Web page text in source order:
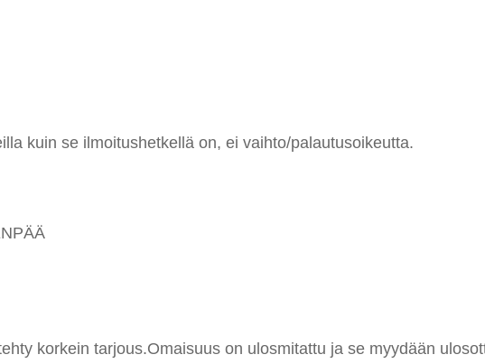
kuin se ilmoitushetkellä on, ei vaihto/palautusoikeutta.
korkein tarjous.Omaisuus on ulosmitattu ja se myydään